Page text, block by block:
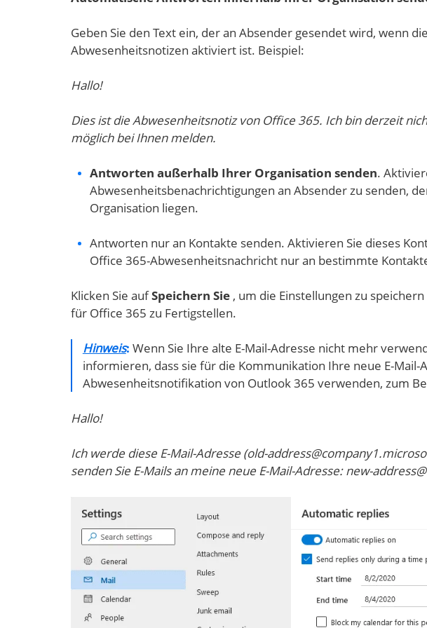
Geben Sie den Text ein, der an Absender gesendet wird, wenn
Abwesenheitsnotizen aktiviert ist. Beispiel:
Hallo!
Dies ist die Abwesenheitsnotiz von Office 365. Ich bin derzeit
möglich bei Ihnen melden.
Antworten außerhalb Ihrer Organisation senden.
Abwesenheitsbenachrichtigungen an Absender zu senden,
Organisation liegen.
Antworten nur an Kontakte senden. Aktivieren Sie dieses
Office 365-Abwesenheitsnachricht nur an bestimmte
Klicken Sie aufSpeichern Sie, um die Einstellungen zu
für Office 365 zu Fertigstellen.
Hinweis: Wenn Sie Ihre alte E-Mail-Adresse nicht mehr
informieren, dass sie für die Kommunikation Ihre neue E-
Abwesenheitsnotifikation von Outlook 365 verwenden, zum
Hallo!
Ich werde diese E-Mail-Adresse (old-
senden Sie E-Mails an meine neue E-Mail-Adresse: new-